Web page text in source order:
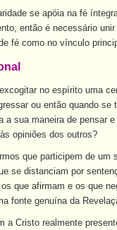
se apóia na fé
então é necessário
fé como no vínculo
no espírito uma
ou então quando se
a sua maneira de pensar
opiniões dos outros?
que participem de um
se distanciam por
que afirmam e os que
fonte genuína da
a Cristo realmente